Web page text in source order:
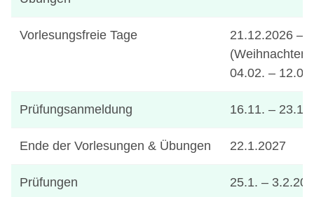
Vorlesungsfreie Tage
21.12.2026 –
(Weihnachten)
04.02. –
Prüfungsanmeldung 16.11. –
Ende der Vorlesungen & Übungen 22.1.2027
Prüfungen 25.1. –